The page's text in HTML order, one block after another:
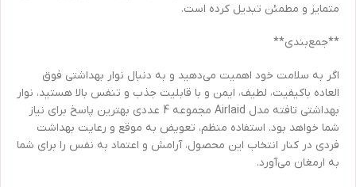
متمایز و مطمئن تبدیل کرده است.
**جمع‌بندی**
اگر به سلامت خود اهمیت می‌دهید و به دنبال نوار بهداشتی فوق
العاده باکیفیت، لطیف، ایمن و با قابلیت جذب و تنفس بالا هستید، نوار
بهداشتی تافته مدل Airlaid مجموعه 4 عددی بهترین پاسخ برای نیاز
شما خواهد بود. استفاده منظم، تعویض به موقع و رعایت بهداشت
فردی در کنار انتخاب این محصول، آرامش و اعتماد به نفس را برای شما
به ارمغان می‌آورد.